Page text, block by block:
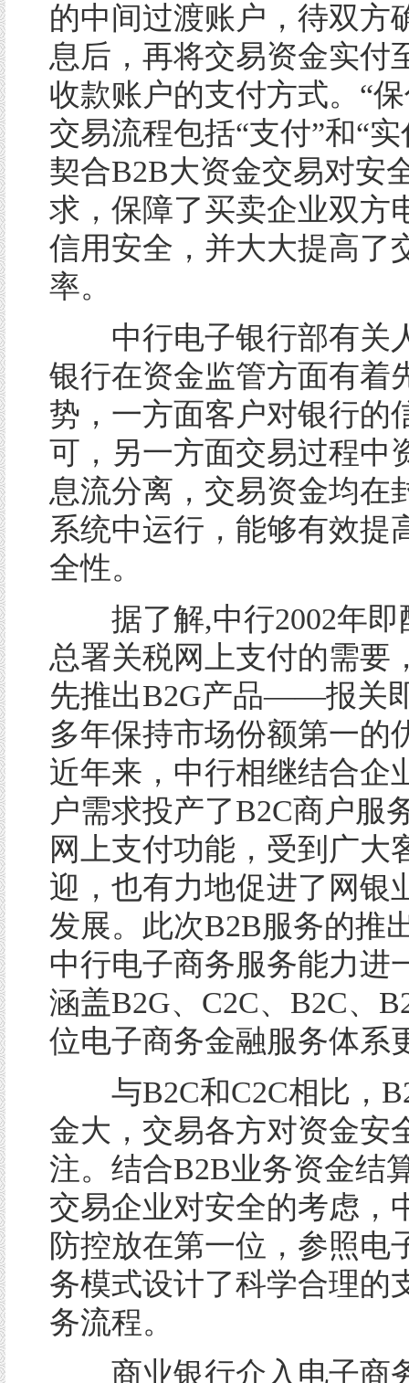
的中间过渡账户，待双方
息后，再将交易资金实付
收款账户的支付方式。“
交易流程包括“支付”和“
契合B2B大资金交易对安
求，保障了买卖企业双方
信用安全，并大大提高了
率。
中行电子银行部有关
银行在资金监管方面有着
势，一方面客户对银行的
可，另一方面交易过程中
息流分离，交易资金均在
系统中运行，能够有效提
全性。
据了解,中行2002年即
总署关税网上支付的需要
先推出B2G产品——报关
多年保持市场份额第一的
近年来，中行相继结合企
户需求投产了B2C商户服
网上支付功能，受到广大
迎，也有力地促进了网银
发展。此次B2B服务的推
中行电子商务服务能力进
涵盖B2G、C2C、B2C、
位电子商务金融服务体系
与B2C和C2C相比，
金大，交易各方对资金安
注。结合B2B业务资金结
交易企业对安全的考虑，
防控放在第一位，参照电
务模式设计了科学合理的
务流程。
商业银行介入电子商